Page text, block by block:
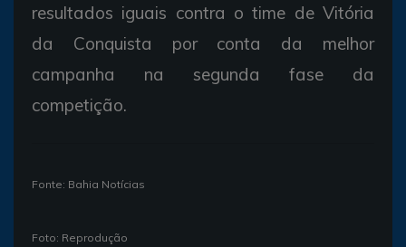
resultados iguais contra o time de Vitória
da Conquista por conta da melhor
campanha na segunda fase da
competição.
Fonte: Bahia Notícias
Foto: Reprodução